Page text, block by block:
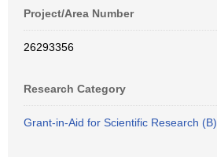
Project/Area Number
26293356
Research Category
Grant-in-Aid for Scientific Research (B)